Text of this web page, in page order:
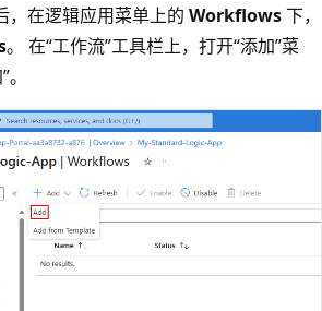
，在逻辑应用菜单上的 Workflows下，
。 在“工作流”工具栏上，打开“添加”菜
。